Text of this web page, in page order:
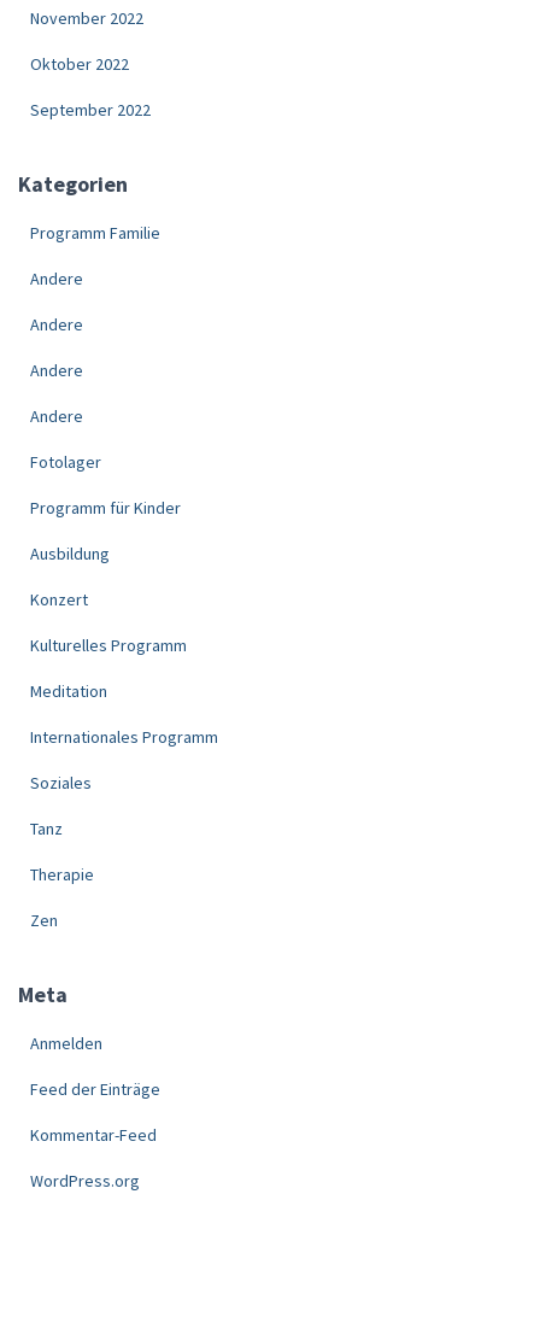
November 2022
Oktober 2022
September 2022
Kategorien
Programm Familie
Andere
Andere
Andere
Andere
Fotolager
Programm für Kinder
Ausbildung
Konzert
Kulturelles Programm
Meditation
Internationales Programm
Soziales
Tanz
Therapie
Zen
Meta
Anmelden
Feed der Einträge
Kommentar-Feed
WordPress.org